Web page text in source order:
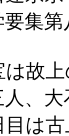
要集
上
人、
は